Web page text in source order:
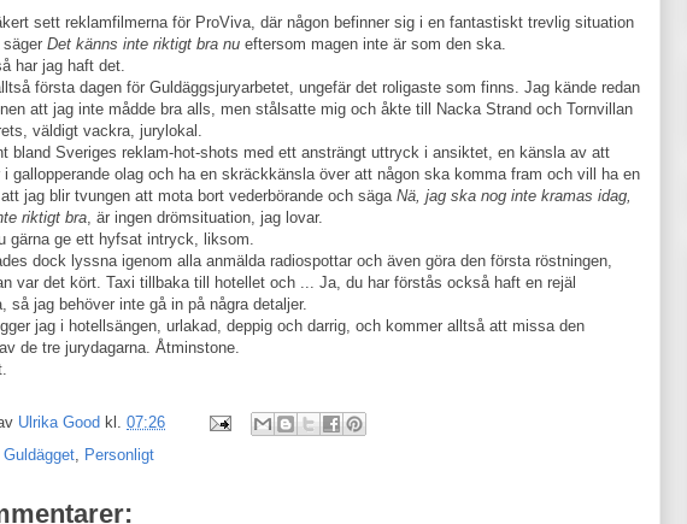
sett reklamfilmerna för ProViva, där någon befinner sig i en fantastiskt trevlig situation
Det känns inte riktigt bra nu eftersom magen inte är som den ska.
har jag haft det.
första dagen för Guldäggsjuryarbetet, ungefär det roligaste som finns. Jag kände redan
att jag inte mådde bra alls, men stålsatte mig och åkte till Nacka Strand och Tornvillan
väldigt vackra, jurylokal.
bland Sveriges reklam-hot-shots med ett ansträngt uttryck i ansiktet, en känsla av att
i gallopperande olag och ha en skräckkänsla över att någon ska komma fram och vill ha en
jag blir tvungen att mota bort vederbörande och säga Nä, jag ska nog inte kramas idag,
riktigt bra, är ingen drömsituation, jag lovar.
gärna ge ett hyfsat intryck, liksom.
dock lyssna igenom alla anmälda radiospottar och även göra den första röstningen,
var det kört. Taxi tillbaka till hotellet och ... Ja, du har förstås också haft en rejäl
så jag behöver inte gå in på några detaljer.
jag i hotellsängen, urlakad, deppig och darrig, och kommer alltså att missa den
de tre jurydagarna. Åtminstone.
Ulrika Good kl. 07:26
Guldägget, Personligt